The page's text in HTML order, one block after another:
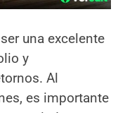
una excelente
y
Al
es importante